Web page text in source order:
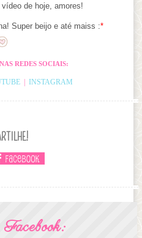
de hoje, amores!
Super beijo e até maiss :*
REDES SOCIAIS:
|INSTAGRAM